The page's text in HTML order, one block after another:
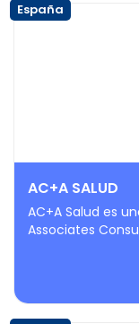
España
AC+A SALUD
AC+A Salud es
Associates